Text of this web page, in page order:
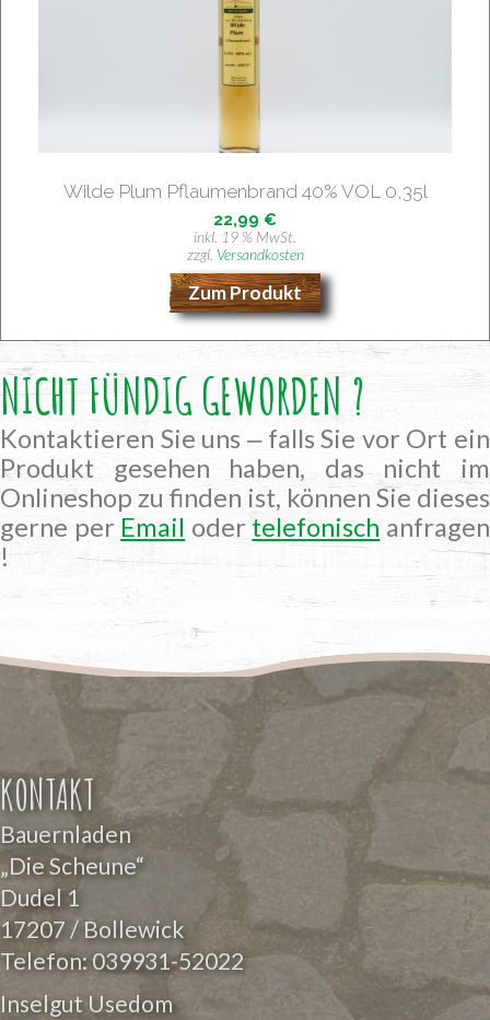
Wil­de Plum Pflau­men­brand 40% VOL 0,35l
22,99 €
inkl. 19 % MwSt.
zzgl. Versandkosten
Zum Produkt
NICHT FÜNDIG GEWORDEN ?
Kontaktieren Sie uns ‒ falls Sie vor Ort ein
Produkt gesehen haben, das nicht im
Onlineshop zu finden ist, können Sie dieses
gerne per Email oder telefonisch anfragen
!
KONTAKT
Bauernladen
„Die Scheune“
Dudel 1
17207 / Bollewick
Telefon:039931-52022
Inselgut Usedom